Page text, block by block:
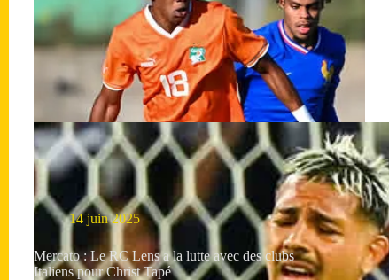
14 juin 2025
Mercato : Le RC Lens a la lutte avec des clubs
Italiens pour Christ Tapé